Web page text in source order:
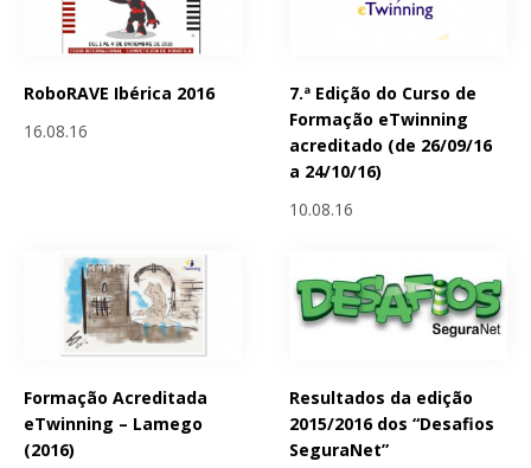
RoboRAVE Ibérica 2016
16.08.16
7.ª Edição do Curso de
Formação eTwinning
acreditado (de 26/09/16
a 24/10/16)
10.08.16
Formação Acreditada
eTwinning – Lamego
(2016)
Resultados da edição
2015/2016 dos “Desafios
SeguraNet”